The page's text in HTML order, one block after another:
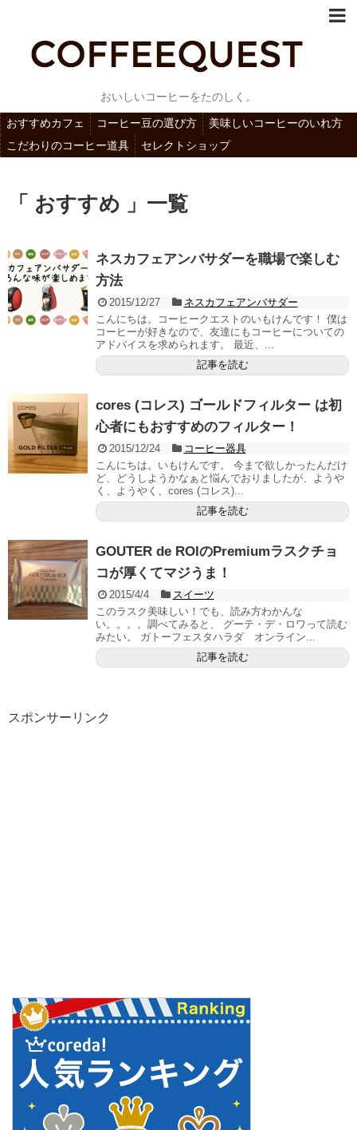
おいしいコーヒーをたのしく。
おすすめカフェ コーヒー豆の選び方
美味しいコーヒーのいれ方
こだわりのコーヒー道具
セレクトショップ
「 おすすめ 」一覧
ネスカフェアンバサダーを職場で楽しむ
方法
2015/12/27
ネスカフェアンバサダー
こんにちは。コーヒークエストのいもけんです！ 僕は
コーヒーが好きなので、友達にもコーヒーについての
アドバイスを求められます。 最近、...
記事を読む
cores (コレス) ゴールドフィルター は初
心者にもおすすめのフィルター！
2015/12/24
コーヒー器具
こんにちは。いもけんです。 今まで欲しかったんだけ
ど、どうしようかなぁと悩んでおりましたが、ようや
く、ようやく、cores (コレス)...
記事を読む
GOUTER de ROIのPremiumラスクチョ
コが厚くてマジうま！
2015/4/4
スイーツ
このラスク美味しい！でも、読み方わかんな
い。。。。調べてみると、 グーテ・デ・ロワって読む
みたい。 ガトーフェスタハラダ オンライン...
記事を読む
スポンサーリンク